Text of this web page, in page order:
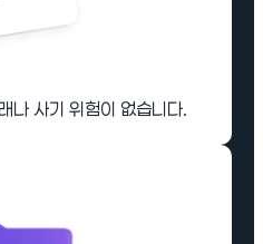
나 사기 위험이 없습니다.